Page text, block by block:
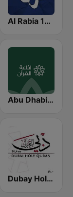
Al Rabia 107.8 FM (راديو الرابعة)
Abu Dhabi Quran Radio
Dubay Holy Quran